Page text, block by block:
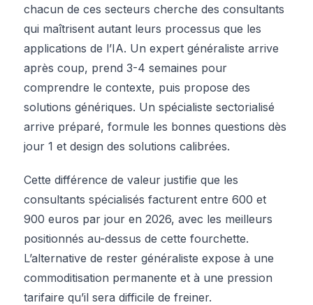
chacun de ces secteurs cherche des consultants
qui maîtrisent autant leurs processus que les
applications de l’IA. Un expert généraliste arrive
après coup, prend 3-4 semaines pour
comprendre le contexte, puis propose des
solutions génériques. Un spécialiste sectorialisé
arrive préparé, formule les bonnes questions dès
jour 1 et design des solutions calibrées.
Cette différence de valeur justifie que les
consultants spécialisés facturent entre 600 et
900 euros par jour en 2026, avec les meilleurs
positionnés au-dessus de cette fourchette.
L’alternative de rester généraliste expose à une
commoditisation permanente et à une pression
tarifaire qu’il sera difficile de freiner.